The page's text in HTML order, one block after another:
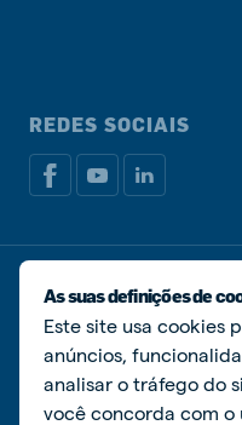
REDES SOCIAIS
Política de privacidade
Livro de Reclamações
© De Heus Nutrição
As suas definições de
Este site usa cookies
anúncios,
analisar o tráfego do
você concorda com o